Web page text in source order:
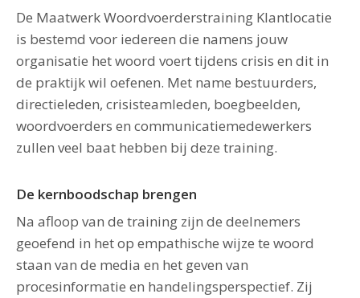
De Maatwerk Woordvoerderstraining Klantlocatie
is bestemd voor iedereen die namens jouw
organisatie het woord voert tijdens crisis en dit in
de praktijk wil oefenen. Met name bestuurders,
directieleden, crisisteamleden, boegbeelden,
woordvoerders en communicatiemedewerkers
zullen veel baat hebben bij deze training.
De kernboodschap brengen
Na afloop van de training zijn de deelnemers
geoefend in het op empathische wijze te woord
staan van de media en het geven van
procesinformatie en handelingsperspectief. Zij